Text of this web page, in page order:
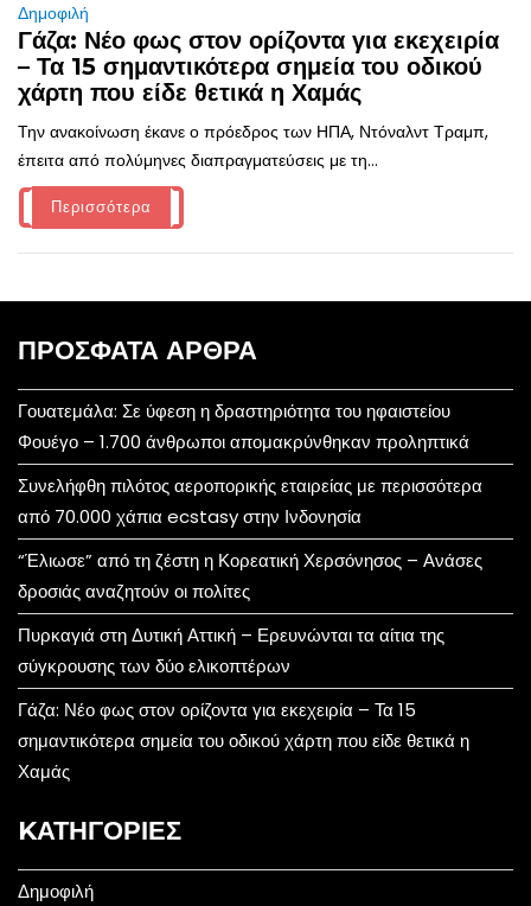
Δημοφιλή
Γάζα: Νέο φως στον ορίζοντα για εκεχειρία
– Τα 15 σημαντικότερα σημεία του οδικού
χάρτη που είδε θετικά η Χαμάς
Την ανακοίνωση έκανε ο πρόεδρος των ΗΠΑ, Ντόναλντ Τραμπ,
έπειτα από πολύμηνες διαπραγματεύσεις με τη...
Περισσότερα
ΠΡΌΣΦΑΤΑ ΆΡΘΡΑ
Γουατεμάλα: Σε ύφεση η δραστηριότητα του ηφαιστείου
Φουέγο – 1.700 άνθρωποι απομακρύνθηκαν προληπτικά
Συνελήφθη πιλότος αεροπορικής εταιρείας με περισσότερα
από 70.000 χάπια ecstasy στην Ινδονησία
“Έλιωσε” από τη ζέστη η Κορεατική Χερσόνησος – Ανάσες
δροσιάς αναζητούν οι πολίτες
Πυρκαγιά στη Δυτική Αττική – Ερευνώνται τα αίτια της
σύγκρουσης των δύο ελικοπτέρων
Γάζα: Νέο φως στον ορίζοντα για εκεχειρία – Τα 15
σημαντικότερα σημεία του οδικού χάρτη που είδε θετικά η
Χαμάς
KΑΤΗΓΟΡΊΕΣ
Δημοφιλή